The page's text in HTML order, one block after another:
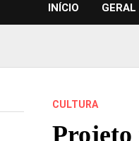
INÍCIO GERAL
CULTURA
Projeto